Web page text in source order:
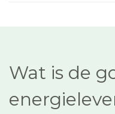
Wat is de